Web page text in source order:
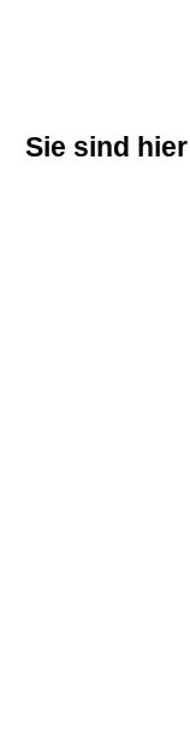
Sie sind